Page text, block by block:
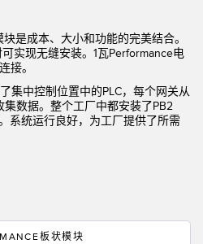
是成本、大小和功能的完美结合。
实现无缝安装。1瓦Performance电
接。
集中控制位置中的PLC，每个网关从
数据。整个工厂中都安装了PB2
系统运行良好，为工厂提供了所需
板状模块